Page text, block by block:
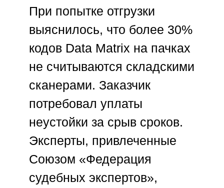
При попытке отгрузки
выяснилось, что более 30%
кодов Data Matrix на пачках
не считываются складскими
сканерами. Заказчик
потребовал уплаты
неустойки за срыв сроков.
Эксперты, привлеченные
Союзом «Федерация
судебных экспертов»,